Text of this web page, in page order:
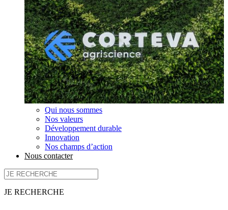
Qui nous sommes
Nos valeurs
Développement durable
Innovation
Nos champs d’action
Nous contacter
JE RECHERCHE